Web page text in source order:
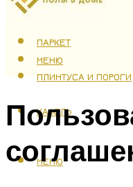
ТЕПЛЫЙ ПОЛ
ПАРКЕТ
ПЛИНТУСА И ПОРОГИ
КАФЕЛЬ
МЕНЮ
МЕНЮ